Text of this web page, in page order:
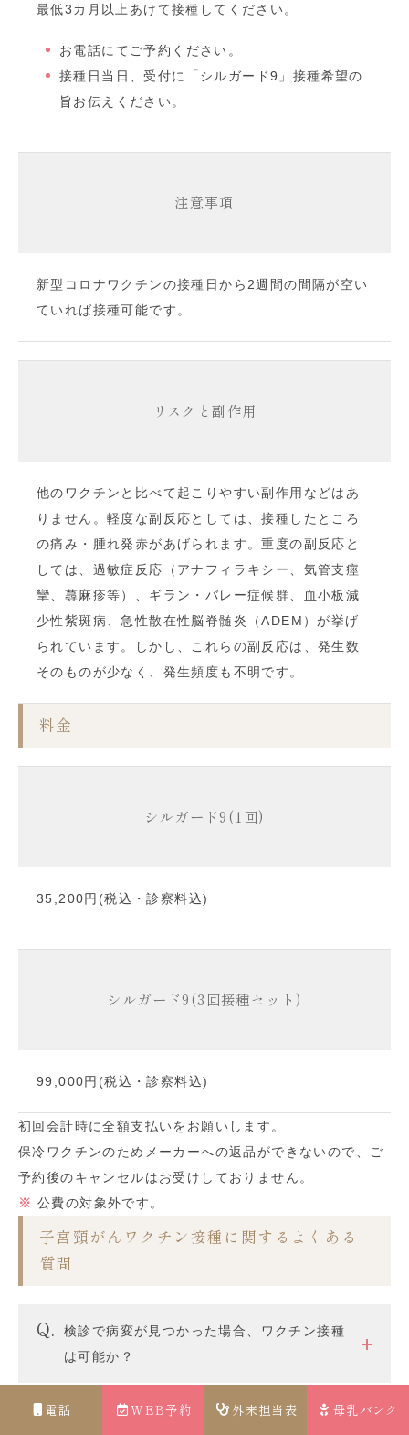
電話 WEB予約 外来担当表 母乳バンク
最低3カ月以上あけて接種してください。
お電話にてご予約ください。
接種日当日、受付に「シルガード9」接種希望の
旨お伝えください。
注意事項
新型コロナワクチンの接種日から2週間の間隔が空い
ていれば接種可能です。
リスクと副作用
他のワクチンと比べて起こりやすい副作用などはあ
りません。軽度な副反応としては、接種したところ
の痛み・腫れ発赤があげられます。重度の副反応と
しては、過敏症反応（アナフィラキシー、気管支痙
攣、蕁麻疹等）、ギラン・バレー症候群、血小板減
少性紫斑病、急性散在性脳脊髄炎（ADEM ）が挙げ
られています。しかし、これらの副反応は、発生数
そのものが少なく、発生頻度も不明です。
料金
シルガード9 (1回)
35,200円(税込・診察料込)
シルガード9 (3回接種セット)
99,000円(税込・診察料込)
初回会計時に全額支払いをお願いします。
保冷ワクチンのためメーカーへの返品ができないので、ご
予約後のキャンセルはお受けしておりません。
公費の対象外です。
子宮頸がんワクチン接種に関するよくある
質問
検診で病変が見つかった場合、ワクチン接種
は可能か？